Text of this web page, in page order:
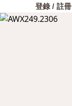
登錄 / 註冊